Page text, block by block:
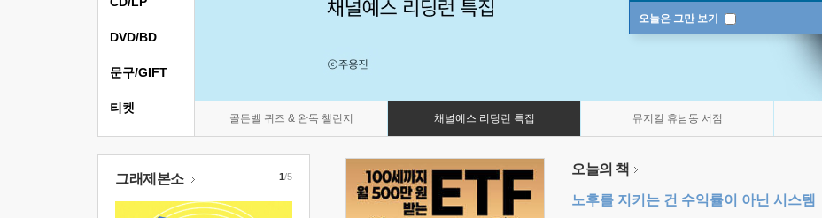
오늘은 그만 보기
골든벨 퀴즈 & 완독 챌린지 채널예스 리딩런 특집 뮤지컬 휴남동 서점
DVD/BD
문구/GIFT
티켓
그래제본소 1/5 오늘의 책
노후를 지키는 건 수익률이 아닌 시스템